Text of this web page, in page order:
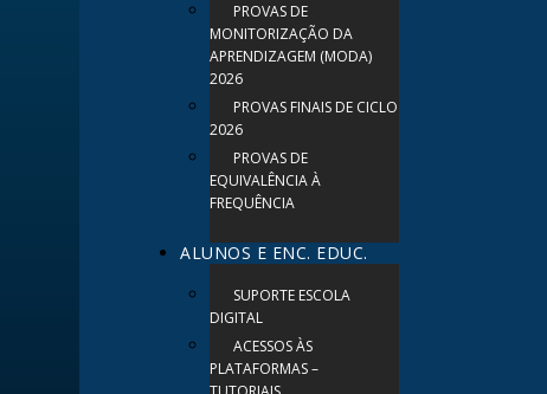
PROVAS DE
MONITORIZAÇÃO DA
APRENDIZAGEM (MODA)
2026
PROVAS FINAIS DE CICLO
2026
PROVAS DE
EQUIVALÊNCIA À
FREQUÊNCIA
ALUNOS E ENC. EDUC.
SUPORTE ESCOLA
DIGITAL
ACESSOS ÀS
PLATAFORMAS –